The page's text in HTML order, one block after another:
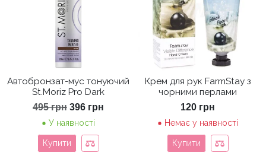
Автобронзат-мус тонуючий
St.Moriz Pro Dark
495грн Оригінальна
495 грн.
396 грн
У наявності
Купити
Крем для рук FarmStay з
чорними перлами
120 грн
Немає у наявності
Купити